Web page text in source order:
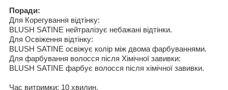
Поради:
Для Корегування відтінку:
BLUSH SATINE нейтралізує небажані відтінки.
Для Освіження відтінку:
BLUSH SATINE освіжує колір між двома фарбуваннями.
Для фарбування волосся після Хімічної завивки:
BLUSH SATINE фарбує волосся після хімічної завивки.
Час витримки: 10 хвилин.